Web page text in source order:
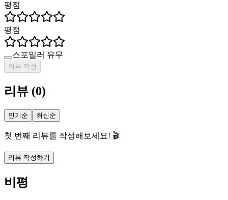
평점
평점
스포일러 유무
리뷰 작성
리뷰 (0)
인기순 최신순
첫 번째 리뷰를 작성해보세요! 🎬
리뷰 작성하기
비평